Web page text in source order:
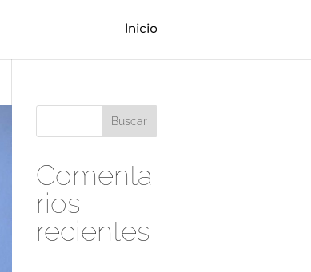
Inicio
Comenta
rios
recientes